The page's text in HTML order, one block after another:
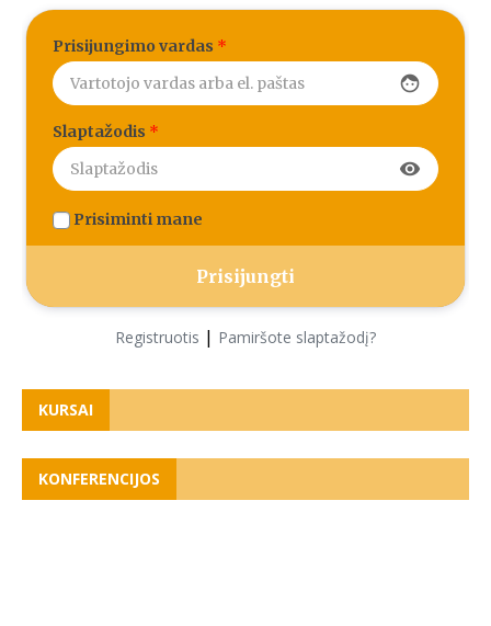
Prisijungimo vardas *
face
Slaptažodis *
visibility
Prisiminti mane
Registruotis | Pamiršote slaptažodį?
KURSAI
KONFERENCIJOS